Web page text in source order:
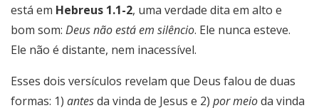
está em Hebreus 1.1-2, uma verdade dita em alto e
bom som: Deus não está em silêncio. Ele nunca esteve.
Ele não é distante, nem inacessível.
Esses dois versículos revelam que Deus falou de duas
formas: 1) antesda vinda de Jesus e 2) por meioda vinda